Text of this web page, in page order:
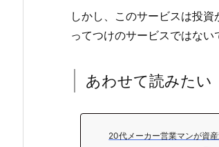
しかし、このサービスは投
ってつけのサービスではない
あわせて読みたい
20代メーカー営業マンが資